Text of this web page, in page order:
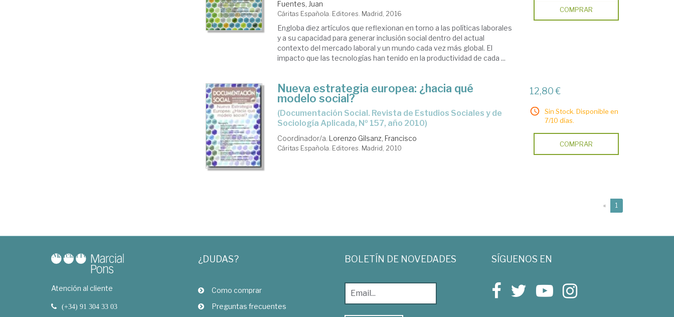
Fuentes, Juan
Cáritas Española. Editores. Madrid, 2016
Engloba diez artículos que reflexionan en torno a las políticas laborales
y a su capacidad para generar inclusión social dentro del actual
contexto del mercado laboral y un mundo cada vez más global. El
impacto que las tecnologías han tenido en la productividad de cada ...
COMPRAR
Nueva estrategia europea: ¿hacia qué
modelo social?
(Documentación Social. Revista de Estudios Sociales y de
Sociología Aplicada, Nº 157, año 2010)
Coordinador/a. Lorenzo Gilsanz, Francisco
Cáritas Española. Editores. Madrid, 2010
12,80 €
Sin Stock. Disponible en
7/10 días.
COMPRAR
« 1
Atención al cliente
(+34) 91 304 33 03
¿DUDAS?
Como comprar
Preguntas frecuentes
BOLETÍN DE NOVEDADES SÍGUENOS EN